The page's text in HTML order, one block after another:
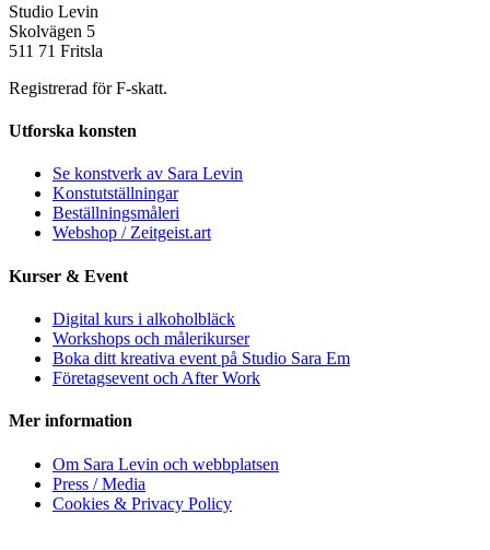
Studio Levin
Skolvägen 5
511 71 Fritsla
Registrerad för F-skatt.
Utforska konsten
Se konstverk av Sara Levin
Konstutställningar
Beställningsmåleri
Webshop / Zeitgeist.art
Kurser & Event
Digital kurs i alkoholbläck
Workshops och målerikurser
Boka ditt kreativa event på Studio Sara Em
Företagsevent och After Work
Mer information
Om Sara Levin och webbplatsen
Press / Media
Cookies & Privacy Policy